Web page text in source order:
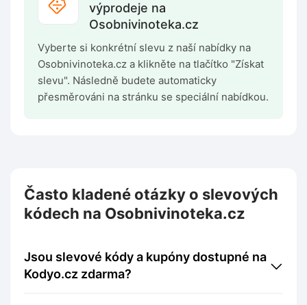
výprodeje na
Osobnivinoteka.cz
Vyberte si konkrétní slevu z naší nabídky na
Osobnivinoteka.cz a klikněte na tlačítko "Získat
slevu". Následně budete automaticky
přesměrováni na stránku se speciální nabídkou.
Často kladené otázky o slevových
kódech na Osobnivinoteka.cz
Jsou slevové kódy a kupóny dostupné na
Kodyo.cz zdarma?